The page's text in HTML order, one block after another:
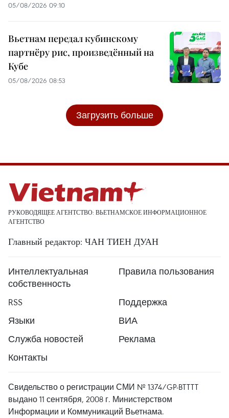
05/08/2026 09:10
Вьетнам передал кубинскому
партнёру рис, произведённый на
Кубе
05/08/2026 08:53
Загрузить больше
РУКОВОДЯЩЕЕ АГЕНТСТВО: ВЬЕТНАМСКОЕ ИНФОРМАЦИОННОЕ
АГЕНТСТВО
Главный редактор: ЧАН ТИЕН ДУАН
Интеллектуальная
собственность
Правила пользования
RSS
Поддержка
Языки
ВИА
Служба новостей
Реклама
Контакты
Свидельство о регистрации СМИ № 1374/GP-BTTTT
выдано 11 сентября, 2008 г. Министерством
Информации и Коммуникаций Вьетнама.